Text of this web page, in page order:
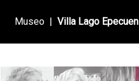
Museo | Villa Lago Epecuen